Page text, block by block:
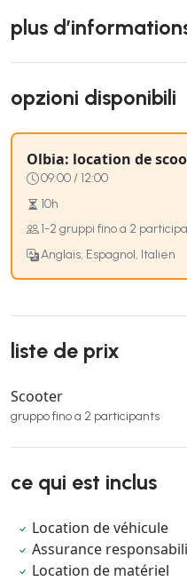
plus
opzioni disponibili
Olbia: location de
09:00 / 12:00
10h
1-2 gruppi fino a 2
Anglais, Espagnol, Italien
liste de prix
Scooter
gruppo fino a 2 participants
ce qui est inclus
Location de véhicule
Assurance
Location de matériel